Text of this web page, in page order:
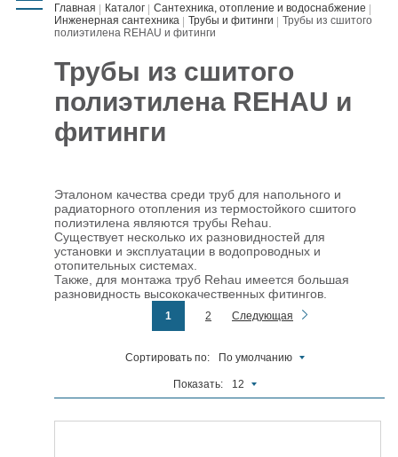
Стройматериалы
Отделочные
материалы
Инструменты
отопление и
водоснабжение
1300
Вентиляционное
и Пожарное
оборудование
196
Электрика
и
освещение
178
Главная Каталог
Сантехника, отопление и водоснабжение
Инженерная сантехника
Трубы и фитинги
Трубы из сшитого
полиэтилена REHAU и фитинги
Трубы из сшитого
полиэтилена REHAU и
фитинги
Эталоном качества среди труб для напольного и
радиаторного отопления из термостойкого сшитого
полиэтилена являются трубы Rehau.
Существует несколько их разновидностей для
установки и эксплуатации в водопроводных и
отопительных системах.
Также, для монтажа труб Rehau имеется большая
разновидность высококачественных фитингов.
1 2 Следующая
Сортировать по: По умолчанию
Показать: 12